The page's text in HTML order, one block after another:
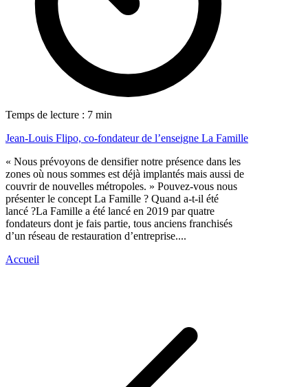
Temps de lecture : 7 min
Jean-Louis Flipo, co-fondateur de l’enseigne La Famille
« Nous prévoyons de densifier notre présence dans les
zones où nous sommes est déjà implantés mais aussi de
couvrir de nouvelles métropoles. » Pouvez-vous nous
présenter le concept La Famille ? Quand a-t-il été
lancé ?La Famille a été lancé en 2019 par quatre
fondateurs dont je fais partie, tous anciens franchisés
d’un réseau de restauration d’entreprise....
Accueil